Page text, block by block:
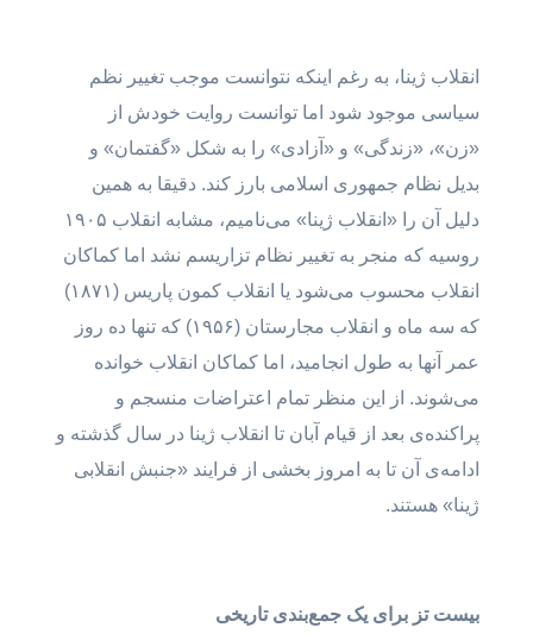
انقلاب ژینا، به رغم اینکه نتوانست موجب تغییر نظم
سیاسی موجود شود اما توانست روایت خودش از
«زن»، «زندگی» و «آزادی» را به شکل «گفتمان» و
بدیل نظام جمهوری اسلامی بارز کند. دقیقا به همین
دلیل آن را «انقلاب ژینا» می‌نامیم، مشابه انقلاب ۱۹۰۵
روسیه که منجر به تغییر نظام تزاریسم نشد اما کماکان
انقلاب محسوب می‌شود یا انقلاب کمون پاریس (۱۸۷۱)
که سه ماه و انقلاب مجارستان (۱۹۵۶) که تنها ده روز
عمر آنها به طول انجامید، اما کماکان انقلاب خوانده
می‌شوند. از این منظر تمام اعتراضات منسجم و
پراکنده‌ی بعد از قیام آبان تا انقلاب ژینا در سال گذشته و
ادامه‌ی آن تا به امروز بخشی از فرایند «جنبش انقلابی
ژینا» هستند.
بیست تز برای یک جمع‌بندی تاریخی